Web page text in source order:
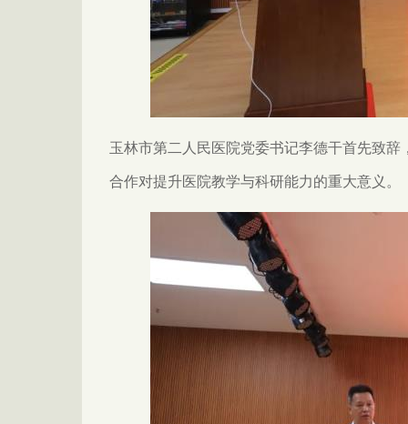
玉林市第二人民医院党委书记李德干首先致
合作对提升医院教学与科研能力的重大意义。